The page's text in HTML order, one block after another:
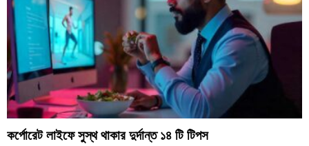
কর্পোরেট লাইফে সুস্থ থাকার দুর্দান্ত ১৪ টি টিপস